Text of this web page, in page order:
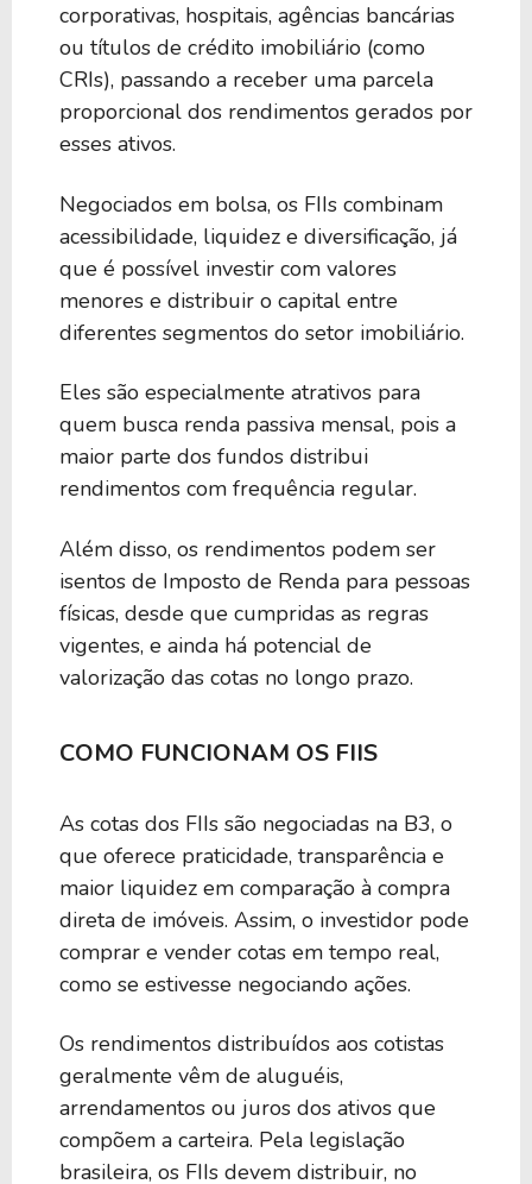
corporativas, hospitais, agências bancárias
ou títulos de crédito imobiliário (como
CRIs), passando a receber uma parcela
proporcional dos rendimentos gerados por
esses ativos.
Negociados em bolsa, os FIIs combinam
acessibilidade, liquidez e diversificação, já
que é possível investir com valores
menores e distribuir o capital entre
diferentes segmentos do setor imobiliário.
Eles são especialmente atrativos para
quem busca renda passiva mensal, pois a
maior parte dos fundos distribui
rendimentos com frequência regular.
Além disso, os rendimentos podem ser
isentos de Imposto de Renda para pessoas
físicas, desde que cumpridas as regras
vigentes, e ainda há potencial de
valorização das cotas no longo prazo.
COMO FUNCIONAM OS FIIS
As cotas dos FIIs são negociadas na B3, o
que oferece praticidade, transparência e
maior liquidez em comparação à compra
direta de imóveis. Assim, o investidor pode
comprar e vender cotas em tempo real,
como se estivesse negociando ações.
Os rendimentos distribuídos aos cotistas
geralmente vêm de aluguéis,
arrendamentos ou juros dos ativos que
compõem a carteira. Pela legislação
brasileira, os FIIs devem distribuir, no